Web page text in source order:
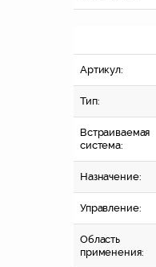
Артикул:
Тип:
Встраиваемая
система:
Назначение:
Управление:
Область
применения: